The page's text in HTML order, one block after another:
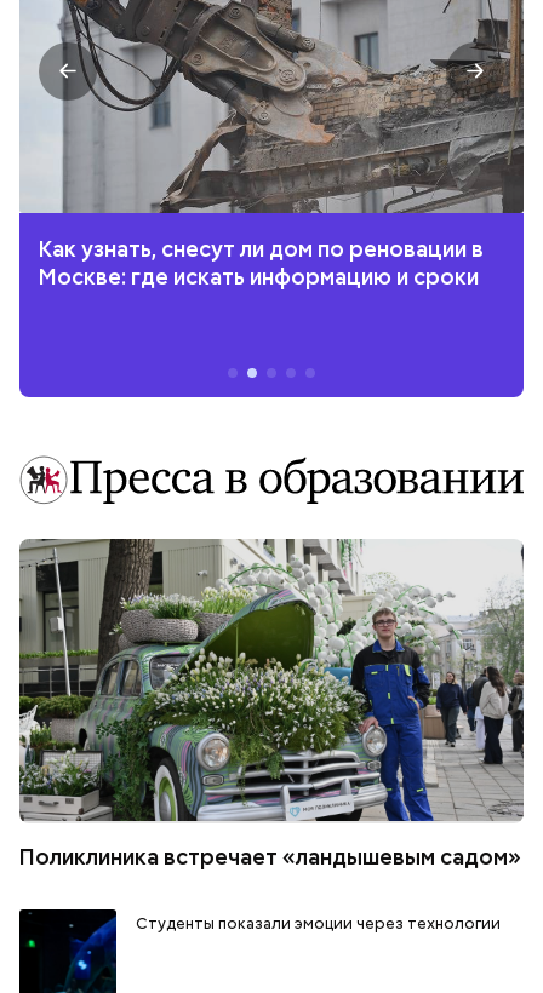
Как узнать, снесут ли дом по реновации в
Москве: где искать информацию и сроки
Поликлиника встречает «ландышевым садом»
Студенты показали эмоции через технологии